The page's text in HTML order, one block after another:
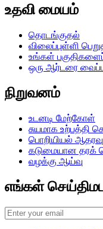
உதவி மையம்
தொடங்குதல்
விலைப்புள்ளி
உங்கள் பகுதிகளைப்
ஒரு ஆர்டரை
நிறுவனம்
உடனடி மேற்கோள்
சுயமாக உற்பத்தி
பொறியியல் ஆதரவு
கடுமையான
வழக்கு ஆய்வு
எங்கள்